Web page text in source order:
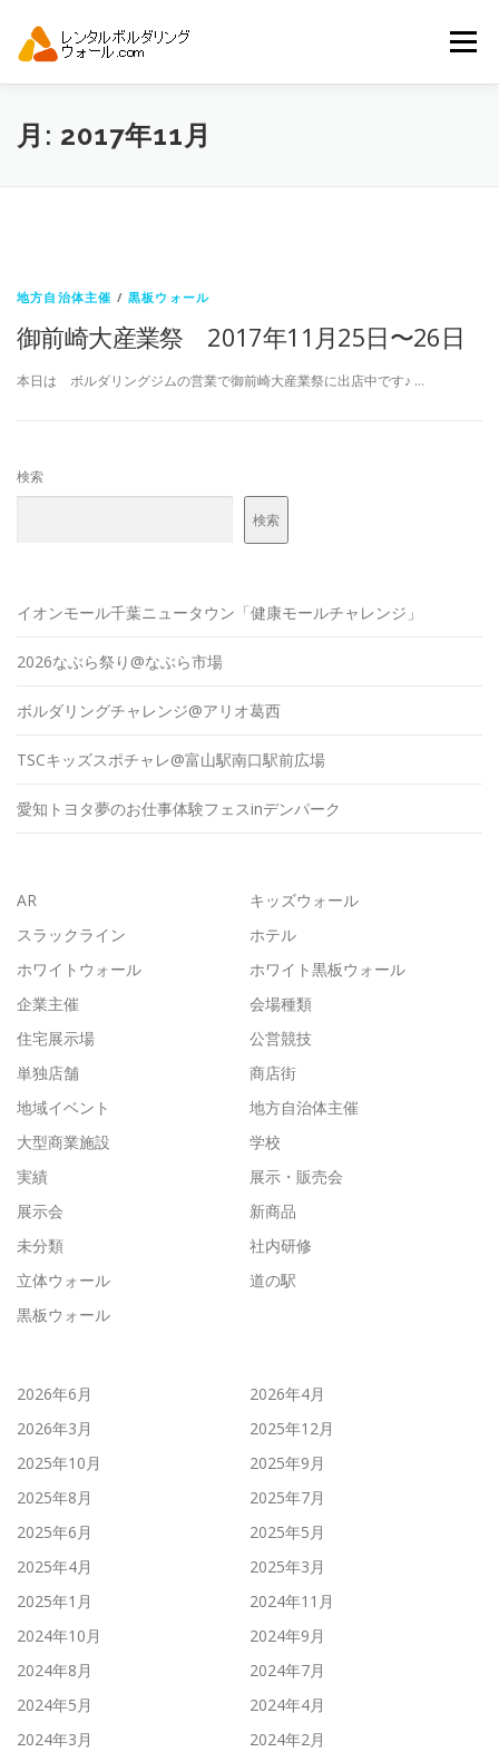
メニュー
トップ 自動見積り
月: 2017年11月
地方自治体主催 /黒板ウォール
御前崎大産業祭 2017年11月25日〜26日
本日は ボルダリングジムの営業で御前崎大産業祭に出店中です♪ …
検索
検索
イオンモール千葉ニュータウン「健康モールチャレンジ」
2026なぶら祭り@なぶら市場
ボルダリングチャレンジ@アリオ葛西
TSCキッズスポチャレ@富山駅南口駅前広場
愛知トヨタ夢のお仕事体験フェスinデンパーク
AR
キッズウォール
スラックライン
ホテル
ホワイトウォール
ホワイト黒板ウォール
企業主催
会場種類
住宅展示場
公営競技
単独店舗
商店街
地域イベント
地方自治体主催
大型商業施設
学校
実績
展示・販売会
展示会
新商品
未分類
社内研修
立体ウォール
道の駅
黒板ウォール
2026年6月
2026年4月
2026年3月
2025年12月
2025年10月
2025年9月
2025年8月
2025年7月
2025年6月
2025年5月
2025年4月
2025年3月
2025年1月
2024年11月
2024年10月
2024年9月
2024年8月
2024年7月
2024年5月
2024年4月
2024年3月
2024年2月